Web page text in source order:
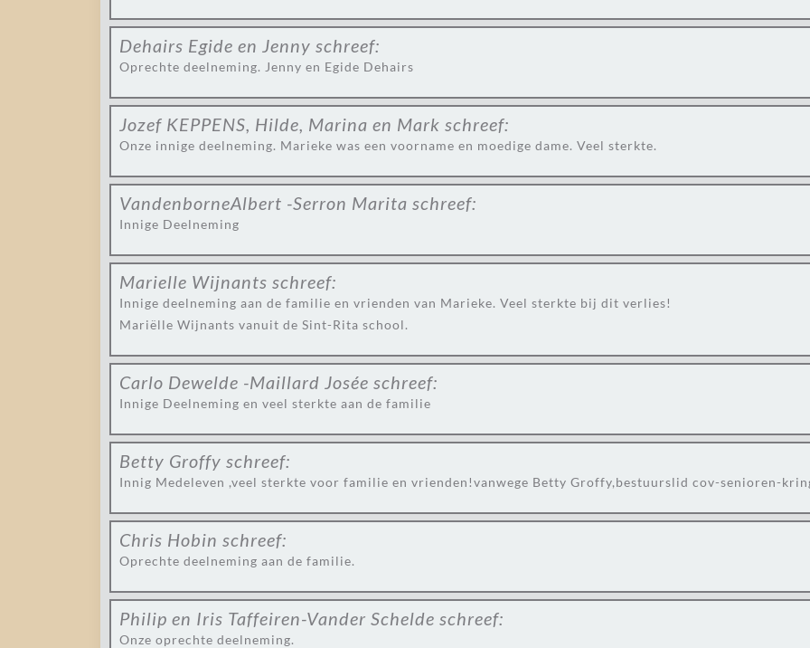
Dehairs Egide en Jenny schreef:
Oprechte deelneming. Jenny en Egide Dehairs
Jozef KEPPENS, Hilde, Marina en Mark schreef:
Onze innige deelneming. Marieke was een voorname en moedige dame. Veel sterkte.
VandenborneAlbert -Serron Marita schreef:
Innige Deelneming
Marielle Wijnants schreef:
Innige deelneming aan de familie en vrienden van Marieke. Veel sterkte bij dit verlies!
Mariëlle Wijnants vanuit de Sint-Rita school.
Carlo Dewelde -Maillard Josée schreef:
Innige Deelneming en veel sterkte aan de familie
Betty Groffy schreef:
Innig Medeleven ,veel sterkte voor familie en vrienden!vanwege Betty Groffy,bestuurslid cov-senioren-
Chris Hobin schreef:
Oprechte deelneming aan de familie.
Philip en Iris Taffeiren-Vander Schelde schreef:
Onze oprechte deelneming.